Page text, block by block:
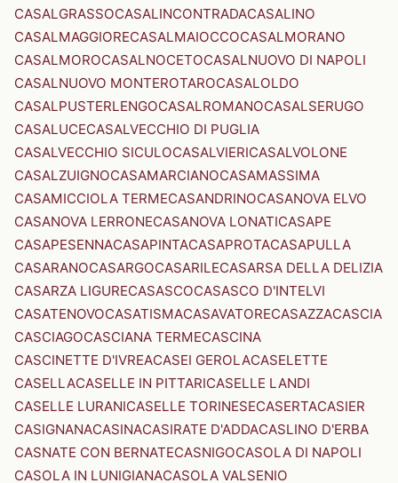
CASALGRASSOCASALINCONTRADACASALINO
CASALMAGGIORECASALMAIOCCOCASALMORANO
CASALMOROCASALNOCETOCASALNUOVO DI NAPOLI
CASALNUOVO MONTEROTAROCASALOLDO
CASALPUSTERLENGOCASALROMANOCASALSERUGO
CASALUCECASALVECCHIO DI PUGLIA
CASALVECCHIO SICULOCASALVIERICASALVOLONE
CASALZUIGNOCASAMARCIANOCASAMASSIMA
CASAMICCIOLA TERMECASANDRINOCASANOVA ELVO
CASANOVA LERRONECASANOVA LONATICASAPE
CASAPESENNACASAPINTACASAPROTACASAPULLA
CASARANOCASARGOCASARILECASARSA DELLA DELIZIA
CASARZA LIGURECASASCOCASASCO D'INTELVI
CASATENOVOCASATISMACASAVATORECASAZZACASCIA
CASCIAGOCASCIANA TERMECASCINA
CASCINETTE D'IVREACASEI GEROLACASELETTE
CASELLACASELLE IN PITTARICASELLE LANDI
CASELLE LURANICASELLE TORINESECASERTACASIER
CASIGNANACASINACASIRATE D'ADDACASLINO D'ERBA
CASNATE CON BERNATECASNIGOCASOLA DI NAPOLI
CASOLA IN LUNIGIANACASOLA VALSENIO